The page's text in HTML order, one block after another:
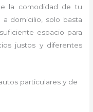
la comodidad de tu
domicilio, solo basta
espacio para
justos y diferentes
particulares y de